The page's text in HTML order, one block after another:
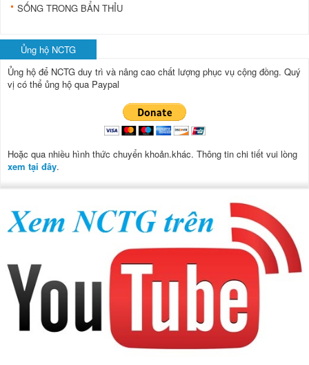
SỐNG TRONG BẨN THỈU
Ủng hộ NCTG
Ủng hộ để NCTG duy trì và nâng cao chất lượng phục vụ cộng đồng. Quý
vị có thể ủng hộ qua Paypal
Hoặc qua nhiều hình thức chuyển khoản.khác. Thông tin chi tiết vui lòng
xem tại đây.